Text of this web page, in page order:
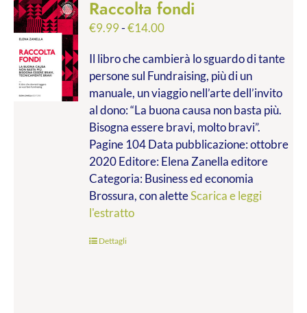
Raccolta fondi
€9.99-€14.00Fascia
prezzo:
da
€9.99
a
€14.00
Il libro che cambierà lo sguardo di tante
persone sul Fundraising, più di un
manuale, un viaggio nell’arte dell’invito
al dono: “La buona causa non basta più.
Bisogna essere bravi, molto bravi”.
Pagine 104 Data pubblicazione: ottobre
2020 Editore: Elena Zanella editore
Categoria: Business ed economia
Brossura, con aletteScarica e leggi
l'estratto
Dettagli